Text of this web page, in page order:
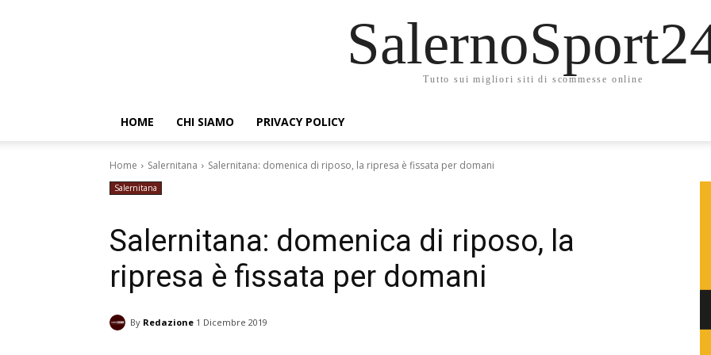
Tutto sui migliori siti di scommesse online
HOME CHI SIAMO PRIVACY POLICY
Home Salernitana Salernitana: domenica di riposo, la ripresa è fissata per domani
Salernitana
Salernitana: domenica di riposo, la
ripresa è fissata per domani
By Redazione 1 Dicembre 2019